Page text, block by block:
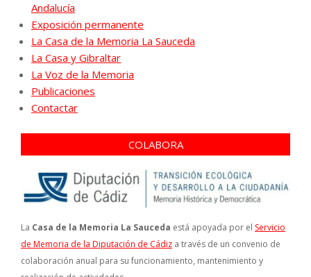
Andalucía
Exposición permanente
La Casa de la Memoria La Sauceda
La Casa y Gibraltar
La Voz de la Memoria
Publicaciones
Contactar
COLABORA
La Casa de la Memoria La Sauceda está apoyada por el Servicio
de Memoria de la Diputación de Cádiz a través de un convenio de
colaboración anual para su funcionamiento, mantenimiento y